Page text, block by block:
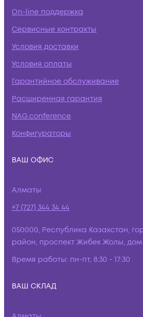
On-line поддержка
Сервисные контракты
Условия доставки
Условия оплаты
Гарантийное обслуживание
Расширенная гарантия
NAG.conference
Конфигураторы
ВАШ ОФИС
Алматы
+7 (727) 344 34 44
050000, Республика Казахстан,
район, проспект Жибек Жолы, дом
Время работы: пн-пт, 8:30 - 17:30
ВАШ СКЛАД